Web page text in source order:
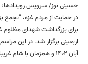
حسینی نوز/ سرویس رویدادها:
در حمایت از مردم غزه، “تجمع
برای بزرگداشت شهدای
آبان ۱۴۰۲ و همزمان با شام غریبان وفات حضرت […]